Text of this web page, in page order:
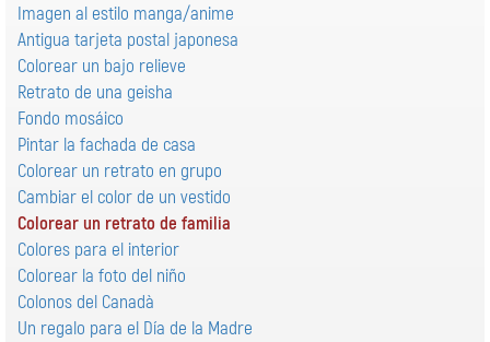
Imagen al estilo manga/anime
Antigua tarjeta postal japonesa
Colorear un bajo relieve
Retrato de una geisha
Fondo mosáico
Pintar la fachada de casa
Colorear un retrato en grupo
Cambiar el color de un vestido
Colorear un retrato de familia
Colores para el interior
Colorear la foto del niño
Colonos del Canadà
Un regalo para el Día de la Madre